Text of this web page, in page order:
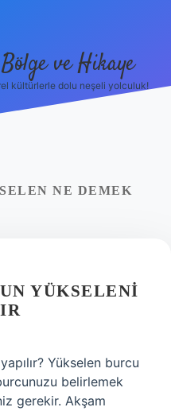
Bölge ve Hikaye
kültürlerle dolu neşeli yolculuk!
NE DEMEK
YÜKSELENI
Yükselen burcu
belirlemek
gerekir. Akşam